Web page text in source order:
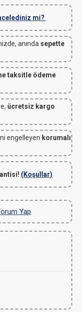
mi?
anında sepette
taksitle ödeme
ücretsiz kargo
engelleyen korumalı
(Koşullar)
Yap